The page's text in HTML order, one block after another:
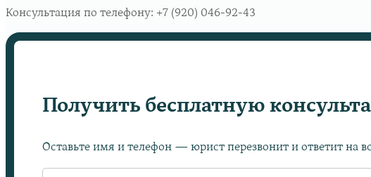
Консультация по телефону: +7 (920) 046-92-43
Получить бесплатную
Оставьте имя и телефон — юрист перезвонит и ответит на